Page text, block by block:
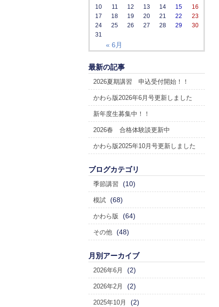
« 6月
10
11 12 13 14 15
16
17
18 19 20 21 22
23
24
25 26 27 28 29
30
31
最新の記事
2026夏期講習 申込受付開始！！
かわら版2026年6月号更新しました
新年度生募集中！！
2026春 合格体験談更新中
かわら版2025年10月号更新しました
ブログカテゴリ
季節講習 (10)
模試 (68)
かわら版 (64)
その他 (48)
月別アーカイブ
2026年6月 (2)
2026年2月 (2)
2025年10月 (2)